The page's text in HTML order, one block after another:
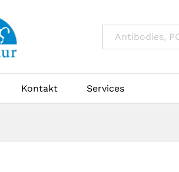
Kontakt Services